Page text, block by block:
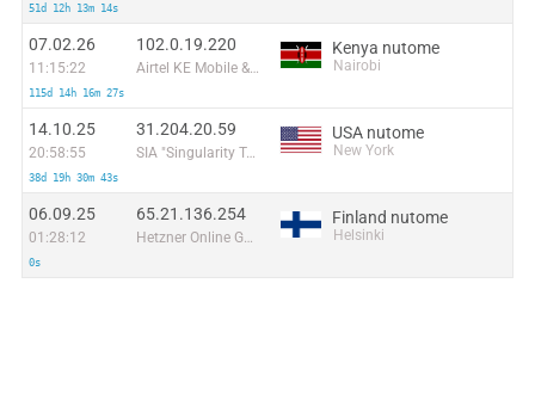
51d 12h 13m 14s
07.02.26
11:15:22
115d 14h 16m 27s
102.0.19.220
Airtel KE Mobile & Fixed Internet
Kenya nutome
Nairobi
14.10.25
20:58:55
38d 19h 30m 43s
31.204.20.59
SIA "Singularity Telecom"
USA nutome
New York
06.09.25
01:28:12
0s
65.21.136.254
Hetzner Online GmbH
Finland nutome
Helsinki